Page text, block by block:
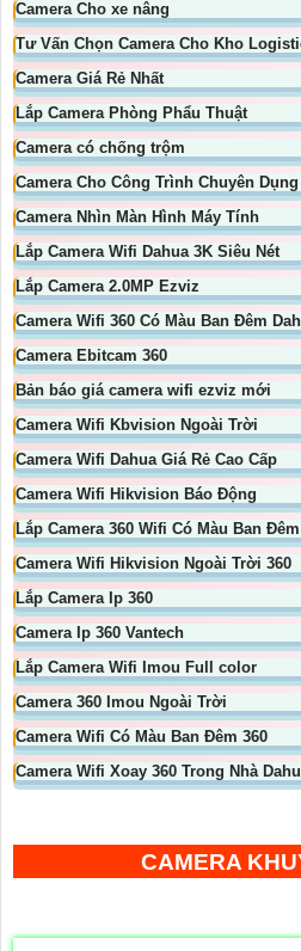
Camera Cho xe nâng
Tư Vấn Chọn Camera Cho Kho
Camera Giá Rẻ Nhất
Lắp Camera Phòng Phẩu Thuật
Camera có chống trộm
Camera Cho Công Trình Chuyên Dụng
Camera Nhìn Màn Hình Máy Tính
Lắp Camera Wifi Dahua 3K Siêu Nét
Lắp Camera 2.0MP Ezviz
Camera Wifi 360 Có Màu Ban Đêm
Camera Ebitcam 360
Bản báo giá camera wifi ezviz mới
Camera Wifi Kbvision Ngoài Trời
Camera Wifi Dahua Giá Rẻ Cao Cấp
Camera Wifi Hikvision Báo Động
Lắp Camera 360 Wifi Có Màu Ban
Camera Wifi Hikvision Ngoài Trời 360
Lắp Camera Ip 360
Camera Ip 360 Vantech
Lắp Camera Wifi Imou Full color
Camera 360 Imou Ngoài Trời
Camera Wifi Có Màu Ban Đêm 360
Camera Wifi Xoay 360 Trong Nhà
CAMERA